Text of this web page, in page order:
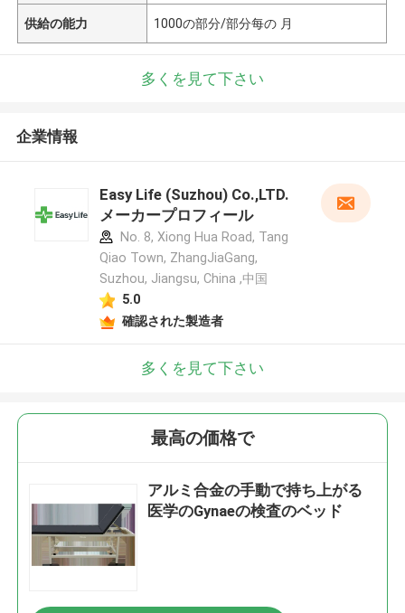
供給の能力 1000の部分/部分每の 月
多くを見て下さい
企業情報
Easy Life (Suzhou) Co.,LTD.
メーカープロフィール
No. 8, Xiong Hua Road, Tang
Qiao Town, ZhangJiaGang,
Suzhou, Jiangsu, China ,中国
5.0
確認された製造者
多くを見て下さい
最高の価格で
アルミ合金の手動で持ち上がる
医学のGynaeの検査のベッド